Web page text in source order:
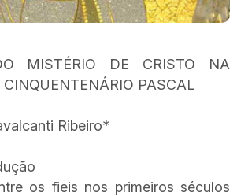
MISTÉRIO DE CRISTO NA
CINQUENTENÁRIO PASCAL
Ribeiro*
os fieis nos primeiros séculos